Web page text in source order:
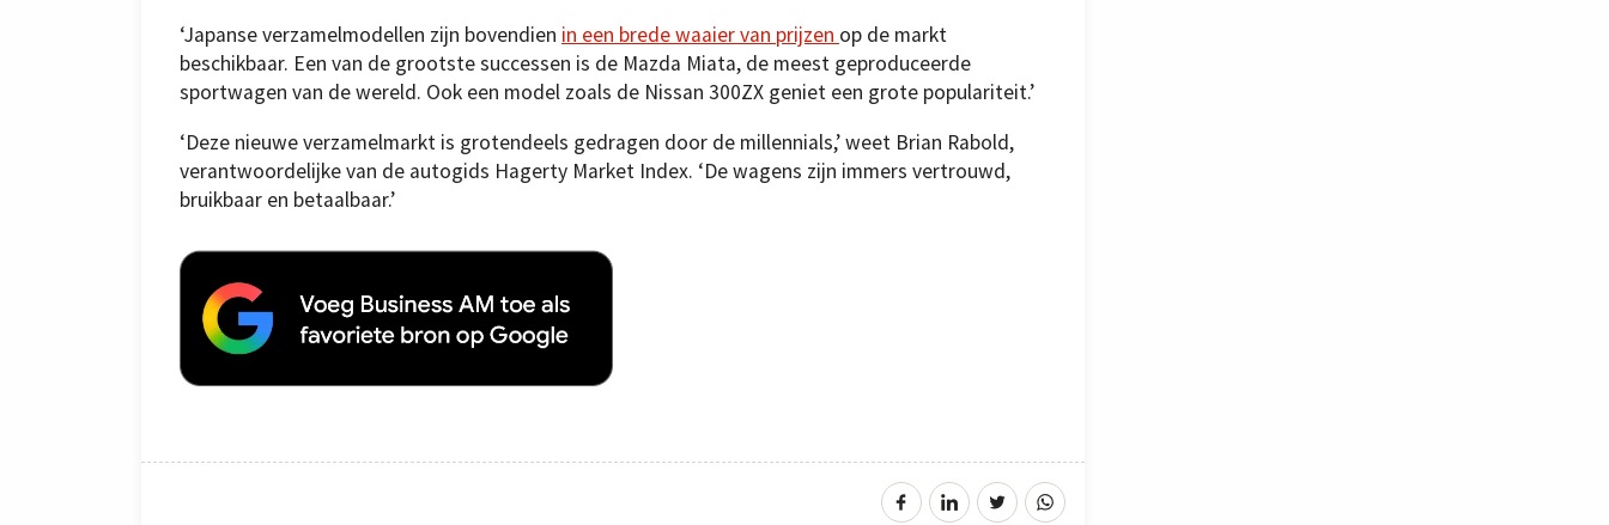
‘Japanse verzamelmodellen zijn bovendien in een brede waaier van prijzen op de markt
beschikbaar. Een van de grootste successen is de Mazda Miata, de meest geproduceerde
sportwagen van de wereld. Ook een model zoals de Nissan 300ZX geniet een grote populariteit.’
‘Deze nieuwe verzamelmarkt is grotendeels gedragen door de millennials,’ weet Brian Rabold,
verantwoordelijke van de autogids Hagerty Market Index. ‘De wagens zijn immers vertrouwd,
bruikbaar en betaalbaar.’